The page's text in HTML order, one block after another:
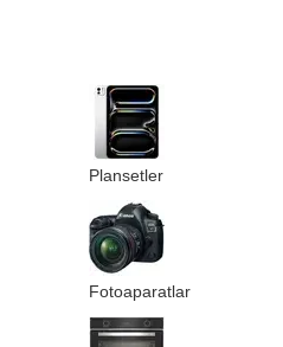
Plansetler
Fotoaparatlar